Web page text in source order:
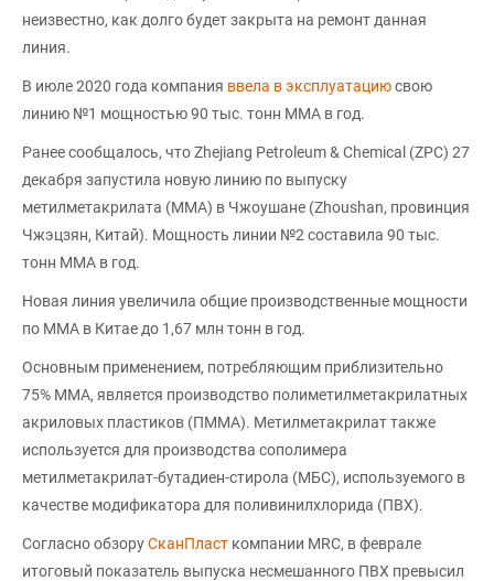
неизвестно, как долго будет закрыта на ремонт данная
линия.
В июле 2020 года компания ввела в эксплуатациюсвою
линию №1 мощностью 90 тыс. тонн ММА в год.
Ранее сообщалось, что Zhejiang Petroleum & Chemical (ZPC) 27
декабря запустила новую линию по выпуску
метилметакрилата (ММА) в Чжоушане (Zhoushan, провинция
Чжэцзян, Китай). Мощность линии №2 составила 90 тыс.
тонн ММА в год.
Новая линия увеличила общие производственные мощности
по ММА в Китае до 1,67 млн тонн в год.
Основным применением, потребляющим приблизительно
75% ММА, является производство полиметилметакрилатных
акриловых пластиков (ПММА). Метилметакрилат также
используется для производства сополимера
метилметакрилат-бутадиен-стирола (МБС), используемого в
качестве модификатора для поливинилхлорида (ПВХ).
Согласно обзоруСканПласт компании MRC, в феврале
итоговый показатель выпуска несмешанного ПВХ превысил